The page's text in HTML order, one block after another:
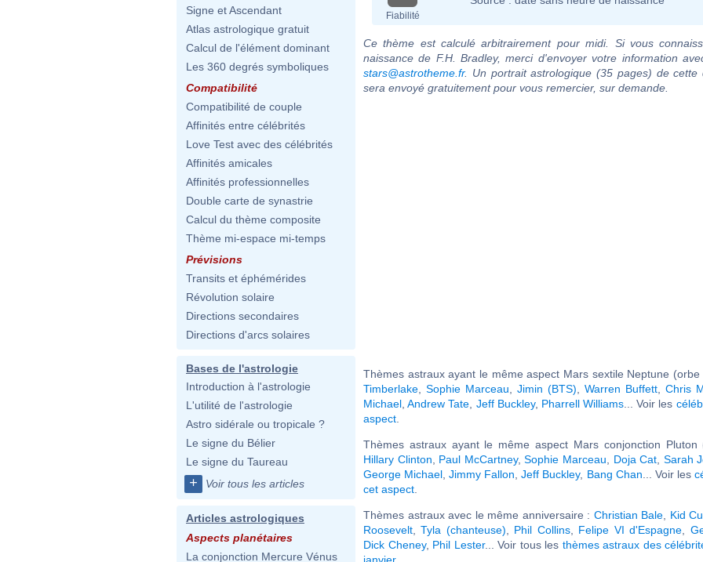
Signe et Ascendant
Atlas astrologique gratuit
Calcul de l'élément dominant
Les 360 degrés symboliques
Compatibilité
Compatibilité de couple
Affinités entre célébrités
Love Test avec des célébrités
Affinités amicales
Affinités professionnelles
Double carte de synastrie
Calcul du thème composite
Thème mi-espace mi-temps
Prévisions
Transits et éphémérides
Révolution solaire
Directions secondaires
Directions d'arcs solaires
Bases de l'astrologie
Introduction à l'astrologie
L'utilité de l'astrologie
Astro sidérale ou tropicale ?
Le signe du Bélier
Le signe du Taureau
+ Voir tous les articles
Articles astrologiques
Aspects planétaires
La conjonction Mercure Vénus
Fiabilité
Ce thème est calculé arbitrairement pour midi. Si vous
naissance de F.H. Bradley, merci d'envoyer votre information
stars@astrotheme.fr. Un portrait astrologique (35 pages) de cette
sera envoyé gratuitement pour vous remercier, sur demande.
Thèmes astraux ayant le même aspect Mars sextile Neptune (orbe
Timberlake
Sophie Marceau Jimin (BTS) Warren Buffett Chris
Michael ,Andrew Tate Jeff Buckley, Pharrell Williams ... Voir les
aspect
Thèmes astraux ayant le même aspect Mars conjonction Pluton
Hillary Clinton
Paul McCartney,Sophie Marceau Doja Cat Sarah
George Michael ,Jimmy Fallon ,Jeff Buckley, Bang Chan ... Voir les
cet aspect
Thèmes astraux avec le même anniversaire : Christian Bale Kid
Roosevelt ,Tyla (chanteuse) Phil Collins, Felipe VI d'Espagne
Dick Cheney, Phil Lester... Voir tous les thèmes astraux des
janvier.